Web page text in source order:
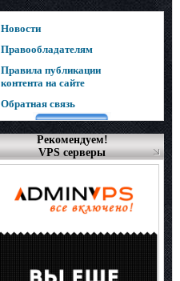
Новости
Правообладателям
Правила публикации
контента на сайте
Обратная связь
Рекомендуем!
VPS серверы